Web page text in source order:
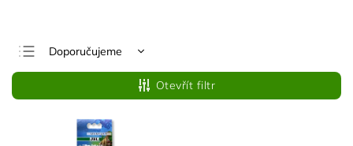
Doporučujeme
Nejlevnější
Nejdražší
Nejprodávanější
Otevřít filtr